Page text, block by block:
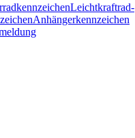
Leichtkraftrad­
Anhängerkennzeichen